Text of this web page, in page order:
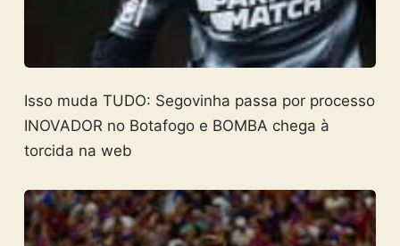
Isso muda TUDO: Segovinha passa por processo
INOVADOR no Botafogo e BOMBA chega à
torcida na web